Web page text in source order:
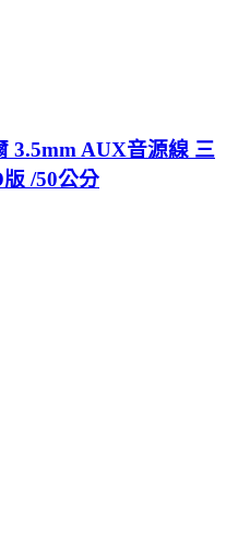
3.5mm AUX音源線 三
/50公分